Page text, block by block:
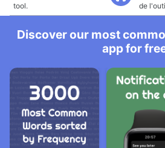
tool.
de
Discover our most
app for